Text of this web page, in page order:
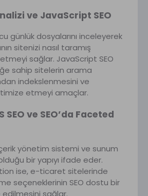
ve JavaScript SEO
günlük dosyalarını inceleyerek
sitenizi nasıl taramış
sağlar. JavaScript SEO
sahip sitelerin arama
indekslenmesini ve
etmeyi amaçlar.
SEO ve SEO’da Faceted
yönetim sistemi ve sunum
bir yapıyı ifade eder.
ise, e-ticaret sitelerinde
seçeneklerinin SEO dostu bir